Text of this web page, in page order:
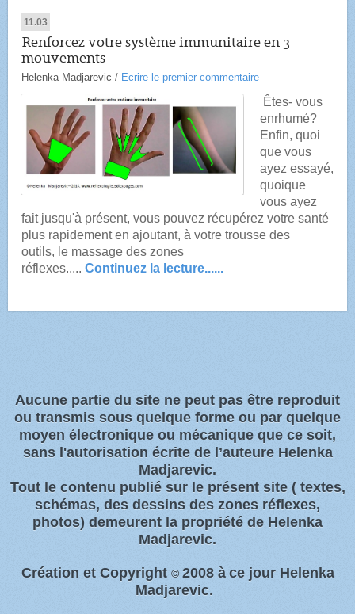
11.03
Renforcez votre système immunitaire en 3
mouvements
Helenka Madjarevic / Ecrire le premier commentaire
Êtes- vous
enrhumé?
Enfin, quoi
que vous
ayez essayé,
quoique
vous ayez
fait jusqu'à présent, vous pouvez récupérez votre santé
plus rapidement en ajoutant, à votre trousse des
outils, le massage des zones
réflexes..... Continuez la lecture......
Aucune partie du site ne peut pas être reproduit
ou transmis sous quelque forme ou par quelque
moyen électronique ou mécanique que ce soit,
sans l'autorisation écrite de l’auteure Helenka
Madjarevic.
Tout l e contenu publié sur le présent site( textes,
schémas, des dessins des zones réflexes,
photos) demeurent la propriété de Helenka
Madjarevic.
Création et Copyright © 2008 à ce jour Helenka
Madjarevic.